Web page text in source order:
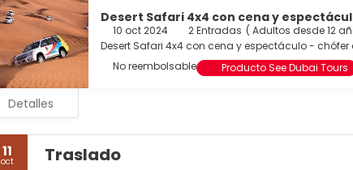
Desert Safari 4x4 con cena y
10 oct 2024 2 Entradas ( Adultos desde 12
Desert Safari 4x4 con cena y espectáculo -
No reembolsable
Producto See Dubai Tours
Detalles
11
oct Traslado